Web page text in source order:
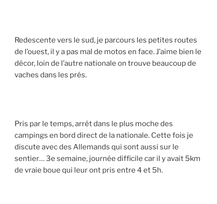
Redescente vers le sud, je parcours les petites routes
de l’ouest, il y a pas mal de motos en face. J’aime bien le
décor, loin de l’autre nationale on trouve beaucoup de
vaches dans les prés.
Pris par le temps, arrêt dans le plus moche des
campings en bord direct de la nationale. Cette fois je
discute avec des Allemands qui sont aussi sur le
sentier… 3e semaine, journée difficile car il y avait 5km
de vraie boue qui leur ont pris entre 4 et 5h.